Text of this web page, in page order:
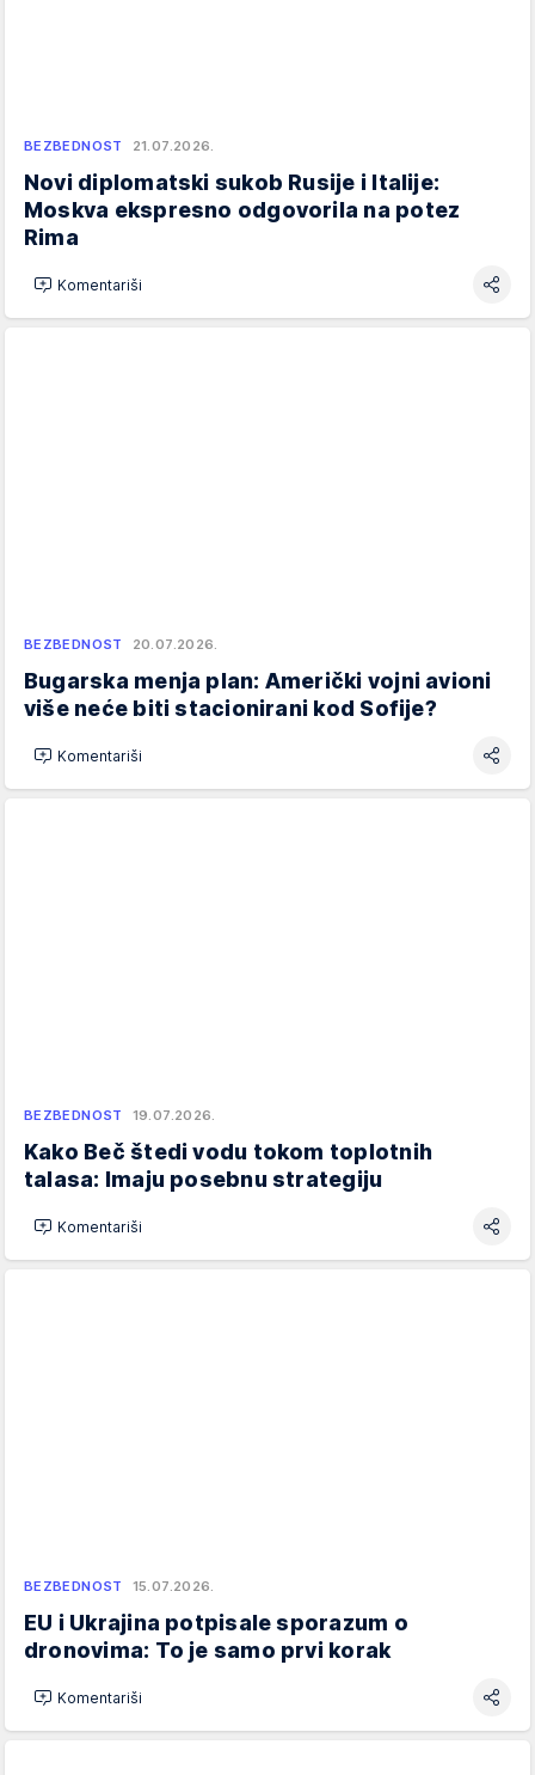
BEZBEDNOST 21.07.2026.
Novi diplomatski sukob Rusije i Italije:
Moskva ekspresno odgovorila na potez
Rima
Komentariši
BEZBEDNOST 20.07.2026.
Bugarska menja plan: Američki vojni avioni
više neće biti stacionirani kod Sofije?
Komentariši
BEZBEDNOST 19.07.2026.
Kako Beč štedi vodu tokom toplotnih
talasa: Imaju posebnu strategiju
Komentariši
BEZBEDNOST 15.07.2026.
EU i Ukrajina potpisale sporazum o
dronovima: To je samo prvi korak
Komentariši